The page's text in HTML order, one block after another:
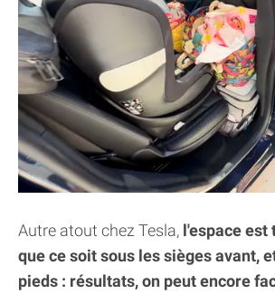
Autre atout chez Tesla, l'espace est
que ce soit sous les sièges avant,
pieds : résultats, on peut encore